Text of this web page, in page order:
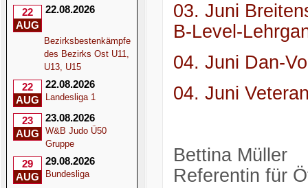
22
AUG
22.08.2026
Bezirksbestenkämpfe
des Bezirks Ost U11,
U13, U15
22
AUG
22.08.2026
Landesliga 1
23
AUG
23.08.2026
W&B Judo Ü50
Gruppe
29
AUG
29.08.2026
Bundesliga
03. Juni
B-Level-
04. Juni Dan-
04. Juni
Bettina Müller
Referentin für